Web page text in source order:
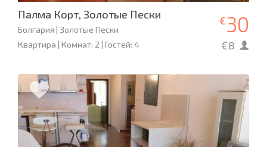
Палма Корт, Золотые Пески
Болгария | Золотые Пески
Квартира | Комнат: 2 | Гостей: 4
€30
€8